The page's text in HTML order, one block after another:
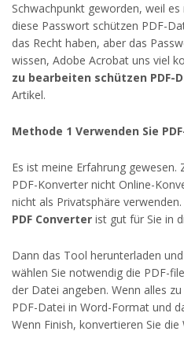
Schwachpunkt geworden, weil
diese Passwort schützen PDF-
das Recht haben, aber das
wissen, Adobe Acrobat uns viel
zu bearbeiten schützen PDF-
Artikel.
Methode 1 Verwenden Sie
Es ist meine Erfahrung gewesen.
PDF-Konverter nicht Online-
nicht als Privatsphäre
PDF Converter ist gut für Sie in
Dann das Tool herunterladen
wählen Sie notwendig die PDF-
der Datei angeben. Wenn alles
PDF-Datei in Word-Format und
Wenn Finish, konvertieren Sie